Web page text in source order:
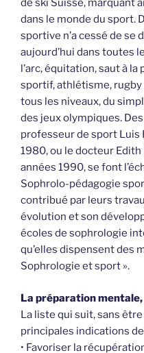
de ski Suisse, marquant
dans le monde du sport.
sportive n’a cessé de se
aujourd’hui dans toutes
l’arc, équitation, saut à
sportif, athlétisme, rugby
tous les niveaux, du
des jeux olympiques.
professeur de sport Luis
1980, ou le docteur
années 1990, se font
Sophrolo-pédagogie
contribué par leurs
évolution et son
écoles de sophrologie
qu’elles dispensent des
Sophrologie et sport ».
La préparation
La liste qui suit, sans
principales indications
• Favoriser la